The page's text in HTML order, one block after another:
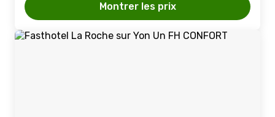
Montrer les prix